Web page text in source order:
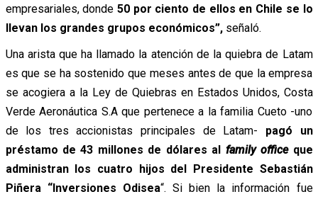
empresariales, donde 50 por ciento de ellos en Chile se lo
llevan los grandes grupos económicos”, señaló.
Una arista que ha llamado la atención de la quiebra de Latam
es que se ha sostenido que meses antes de que la empresa
se acogiera a la Ley de Quiebras en Estados Unidos, Costa
Verde Aeronáutica S.A que pertenece a la familia Cueto -uno
de los tres accionistas principales de Latam- pagó un
préstamo de 43 millones de dólares al family officeque
administran los cuatro hijos del Presidente Sebastián
Piñera “Inversiones Odisea“. Si bien la información fue